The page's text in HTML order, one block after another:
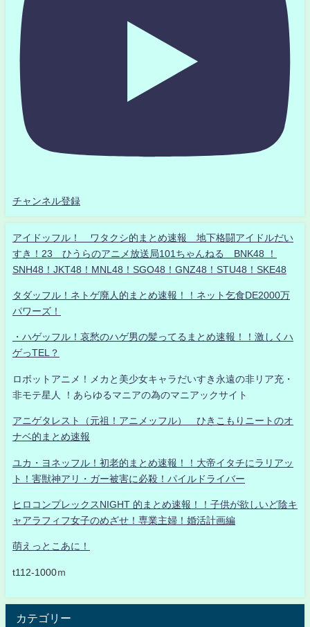
チャンネル登録
アイドッフル！ ワタクシ的まとめ速報 地下格闘アイドルだい
すき！23 ひうらのアニメ放送局101ちゃんねる BNK48 ！
SNH48！JKT48！MNL48！SGO48！GNZ48！STU48！SKE48
タダッフル！ネトゲ廃人的まとめ速報！！ネット乞食DE2000万
パワーズ！
・ハゲッフル！哀愁のハゲ男の髪ってるまとめ速報！！激しくハ
ゲっTEL？
ロボットアニメ！メカと美少女キャラだいすき永遠の非リア充・
非モテ星人 ！あらゆるマニアの為のマニアックサイト
アニゲタレスト（元祖！アニメッフル） ひきこもりニートのオ
ナベ的まとめ速報
ユカ・ヨネッフル！初老的まとめ速報！！大帝イタチにラリアッ
ト！害獣神アリ・ガー被害に必殺！パイルドライバー
ヒロコンプレックスNIGHT 的まとめ速報！！子供が欲しいど陰キ
ャアラフィフ女子のめざせ！専業主婦！婚活計画編
萌えっとこあに！
t112-1000ｍ
カテゴリー